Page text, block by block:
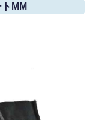
MM